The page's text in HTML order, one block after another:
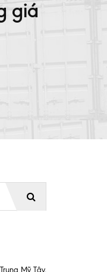
giá
Mỹ Tây,